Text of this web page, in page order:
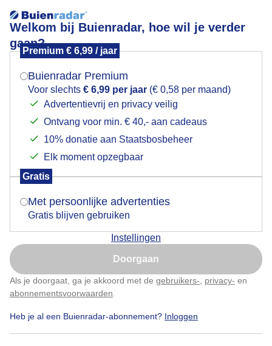
Welkom bij Buienradar, hoe wil je verder
gaan?
Premium € 6,99 / jaar
Buienradar Premium
Voor slechts € 6,99 per jaar (€ 0,58 per maand)
Advertentievrij en privacy veilig
Ontvang voor min. € 40,- aan cadeaus
10% donatie aan Staatsbosbeheer
Elk moment opzegbaar
Gratis
Met persoonlijke advertenties
Gratis blijven gebruiken
Instellingen
Doorgaan
Als je doorgaat, ga je akkoord met de gebruikers- privacy- en
abonnementsvoorwaarden
Heb je al een Buienradar-abonnement? Inloggen
Oranje Vuurbol uit Oosten komt op
Door: John Dalhuijsen Gemaakt: 10-05-2026, 13x bekeken
Mogen we je locatie gebruiken voor het
Indien je hier nog geen akkoord op hebt gegeven,
verschijnt er zo een pop-up uit je browser waarin
Is goed, toon de popup
Nu niet, misschien later
Klik hierom dit aan te passen